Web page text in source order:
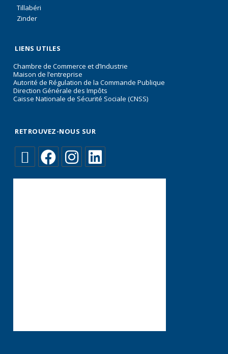
Tillabéri
Zinder
LIENS UTILES
Chambre de Commerce et d’Industrie
Maison de l’entreprise
Autorité de Régulation de la Commande Publique
Direction Générale des Impôts
Caisse Nationale de Sécurité Sociale (CNSS)
RETROUVEZ-NOUS SUR